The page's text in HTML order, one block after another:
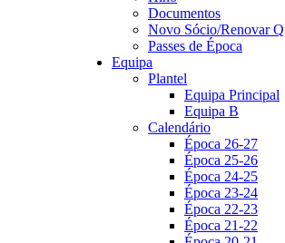
Documentos
Novo Sócio/Renovar
Passes de Época
Equipa
Plantel
Equipa Principal
Equipa B
Calendário
Época 26-27
Época 25-26
Época 24-25
Época 23-24
Época 22-23
Época 21-22